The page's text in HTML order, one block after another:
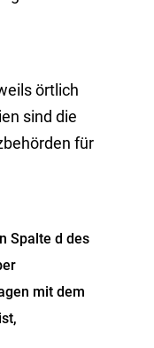
örtlich
sind die
für
Spalte d des
mit dem